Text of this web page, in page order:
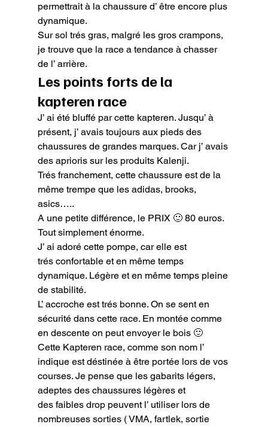
permettrait à la chaussure d’ être encore plus
dynamique.
Sur sol trés gras, malgré les gros crampons,
je trouve que la race a tendance à chasser
de l’ arrière.
Les points forts de la
kapteren race
J’ ai été bluffé par cette kapteren. Jusqu’ à
présent, j’ avais toujours aux pieds des
chaussures de grandes marques. Car j’ avais
des aprioris sur les produits Kalenji.
Trés franchement, cette chaussure est de la
même trempe que les adidas, brooks,
asics…..
A une petite différence, le PRIX 🙂 80 euros.
Tout simplement énorme.
J’ ai adoré cette pompe, car elle est
trés confortable et en même temps
dynamique. Légère et en même temps pleine
de stabilité.
L’ accroche est trés bonne. On se sent en
sécurité dans cette race. En montée comme
en descente on peut envoyer le bois 🙂
Cette Kapteren race, comme son nom l’
indique est déstinée à être portée lors de vos
courses. Je pense que les gabarits légers,
adeptes des chaussures légères et
des faibles drop peuvent l’ utiliser lors de
nombreuses sorties ( VMA, fartlek, sortie